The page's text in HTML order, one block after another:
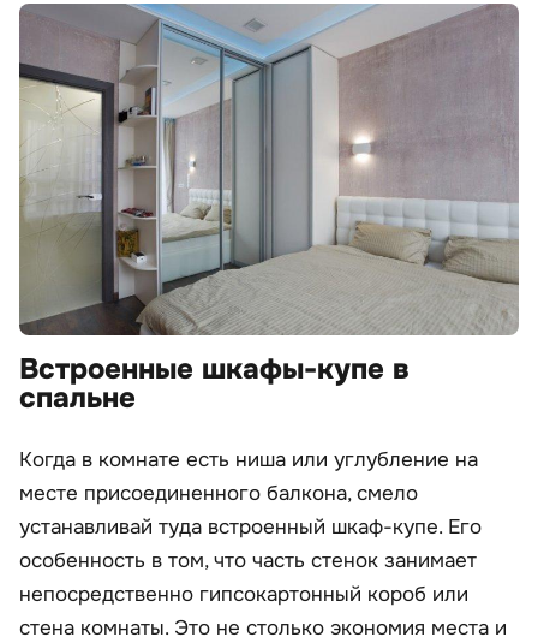
Встроенные шкафы-купе в
спальне
Когда в комнате есть ниша или углубление на
месте присоединенного балкона, смело
устанавливай туда встроенный шкаф-купе. Его
особенность в том, что часть стенок занимает
непосредственно гипсокартонный короб или
стена комнаты. Это не столько экономия места и